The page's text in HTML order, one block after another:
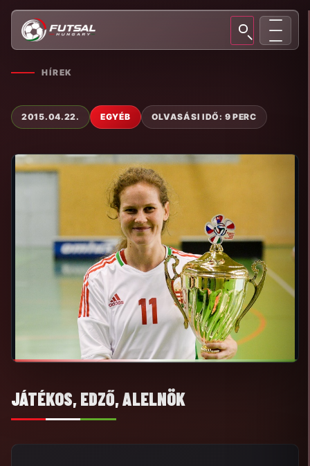
HÍREK
2015.04.22. EGYÉB OLVASÁSI IDŐ: 9 PERC
JÁTÉKOS, EDZŐ, ALELNÖK